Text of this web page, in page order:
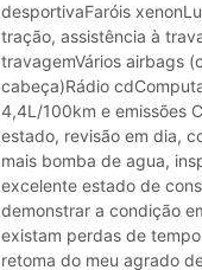
desportivaFaróis
tração, assistência à
travagemVários airbags
cabeça)Rádio
4,4L/100km e emissões
estado, revisão em dia,
mais bomba de agua,
excelente estado de
demonstrar a condição
existam perdas de
retoma do meu agrado